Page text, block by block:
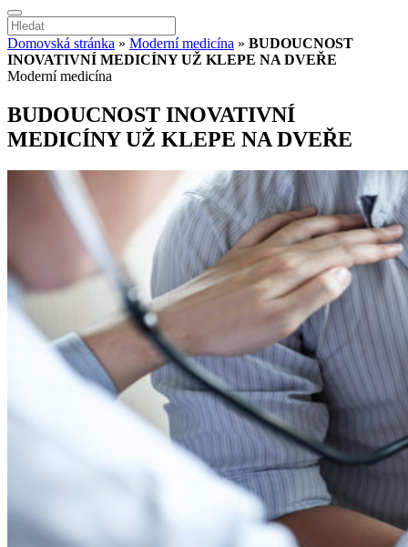
Domovská stránka » Moderní medicína » BUDOUCNOST
INOVATIVNÍ MEDICÍNY UŽ KLEPE NA DVEŘE
Moderní medicína
BUDOUCNOST INOVATIVNÍ
MEDICÍNY UŽ KLEPE NA DVEŘE